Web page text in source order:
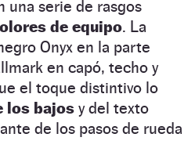
una serie de rasgos
de equipo. La
Onyx en la parte
en capó, techo y
el toque distintivo lo
los bajos y del texto
de los pasos de rueda